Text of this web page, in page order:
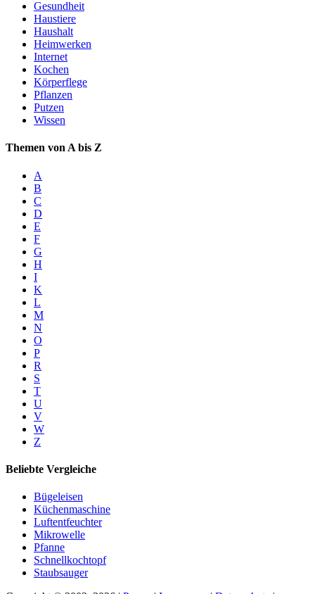
Gesundheit
Haustiere
Haushalt
Heimwerken
Internet
Kochen
Körperflege
Pflanzen
Putzen
Wissen
Themen von A bis Z
A
B
C
D
E
F
G
H
I
K
L
M
N
O
P
R
S
T
U
V
W
Z
Beliebte Vergleiche
Bügeleisen
Küchenmaschine
Luftentfeuchter
Mikrowelle
Pfanne
Schnellkochtopf
Staubsauger